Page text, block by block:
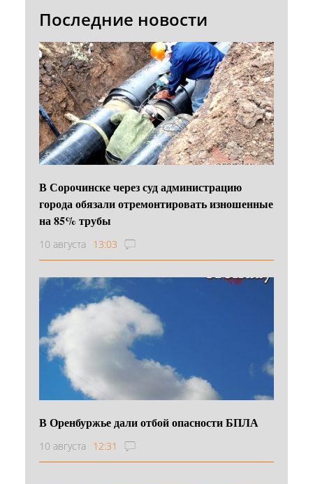
Последние новости
В Сорочинске через суд администрацию
города обязали отремонтировать изношенные
на 85% трубы
10 августа 13:03
В Оренбуржье дали отбой опасности БПЛА
10 августа 12:31